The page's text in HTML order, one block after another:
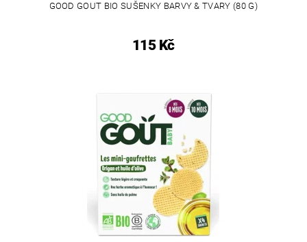
GOOD GOUT BIO SUŠENKY BARVY & TVARY (80 G)
115 Kč